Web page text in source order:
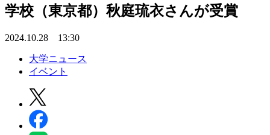
学校（東京都）秋庭琉衣さんが受賞
2024.10.28 13:30
大学ニュース
イベント